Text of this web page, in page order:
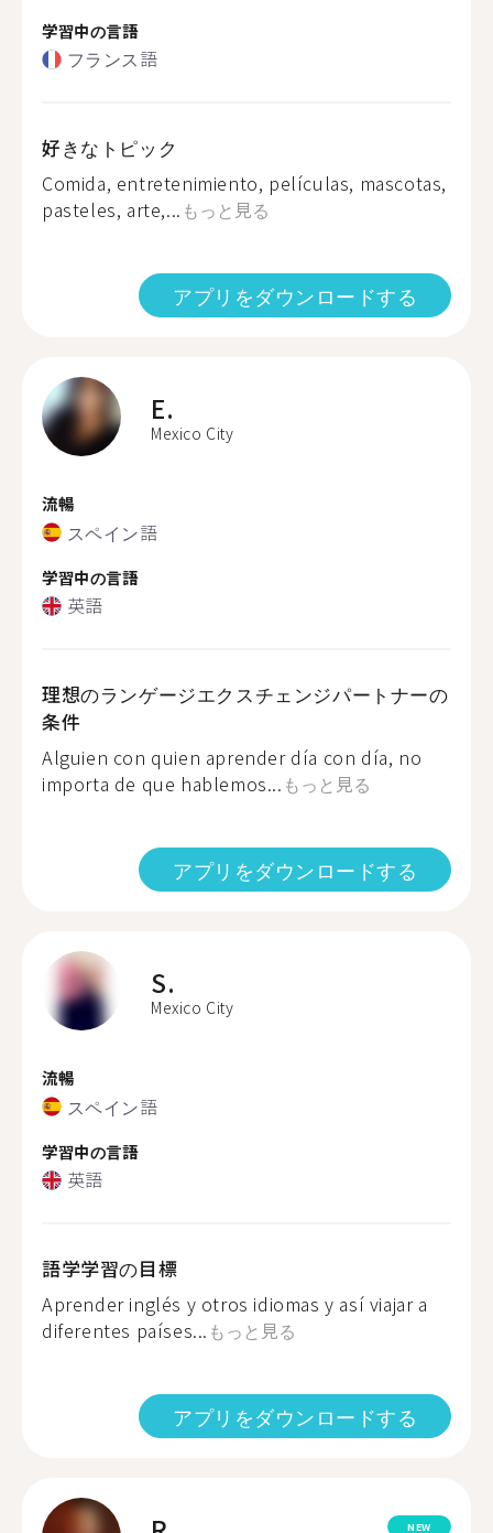
学習中の言語
フランス語
好きなトピック
Comida, entretenimiento, películas, mascotas,
pasteles, arte,... もっと見る
アプリをダウンロードする
E.
Mexico City
流暢
スペイン語
学習中の言語
英語
理想のランゲージエクスチェンジパートナーの
条件
Alguien con quien aprender día con día, no
importa de que hablemos... もっと見る
アプリをダウンロードする
S.
Mexico City
流暢
スペイン語
学習中の言語
英語
語学学習の目標
Aprender inglés y otros idiomas y así viajar a
diferentes países... もっと見る
アプリをダウンロードする
NEW